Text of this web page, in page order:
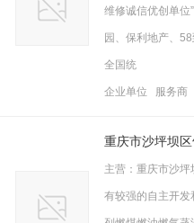
维修诚信优创单位
园、保利地产、
全国统
企业单位 服务商
重庆市沙坪坝
主营：重庆市沙
有较强的自主开